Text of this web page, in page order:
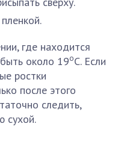
где находится
около 19оС. Если
ростки
после этого
следить,
сухой.